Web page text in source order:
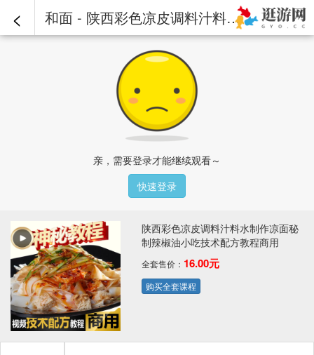
< 和面 - 陕西彩色凉皮调料汁料水制作凉面秘制辣椒油小吃技术配方教程商用
亲，需要登录才能继续观看～
快速登录
陕西彩色凉皮调料汁料水制作凉面秘
制辣椒油小吃技术配方教程商用
全套售价： 16.00元
购买全套课程